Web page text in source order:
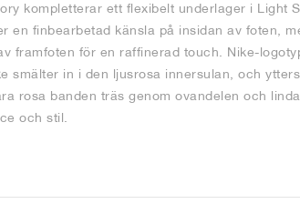
kompletterar ett flexibelt underlager i Light
en finbearbetad känsla på insidan av foten,
framfoten för en raffinerad touch. Nike-
smälter in i den ljusrosa innersulan, och
rosa banden träs genom ovandelen och
och stil.